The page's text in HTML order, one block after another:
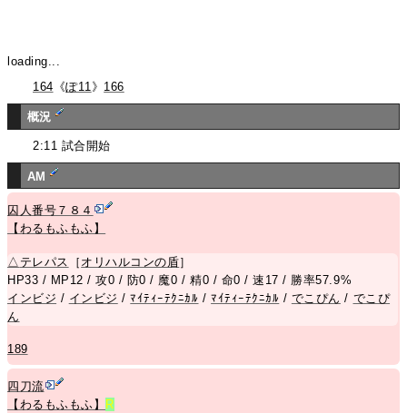
loading...
164 《ぽ11 》 166
概況
2:11 試合開始
AM
囚人番号７８４
【わるもふもふ】
△ テレパス ［ オリハルコンの盾］
HP33 / MP12 / 攻0 / 防0 / 魔0 / 精0 / 命0 / 速17 / 勝率57.9%
インビジ / インビジ /ﾏｲﾃｨｰﾃｸﾆｶﾙ /ﾏｲﾃｨｰﾃｸﾆｶﾙ / でこぴん / でこぴ
ん
189
四刀流
【わるもふもふ】
R